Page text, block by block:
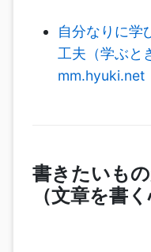
自分なりに学
工夫（学ぶと
mm.hyuki.net
書きたいも
（文章を書